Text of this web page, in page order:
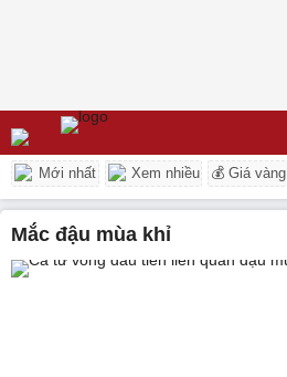
Mới nhất Xem nhiều 💰 Giá vàng
mắc đậu mùa khỉ